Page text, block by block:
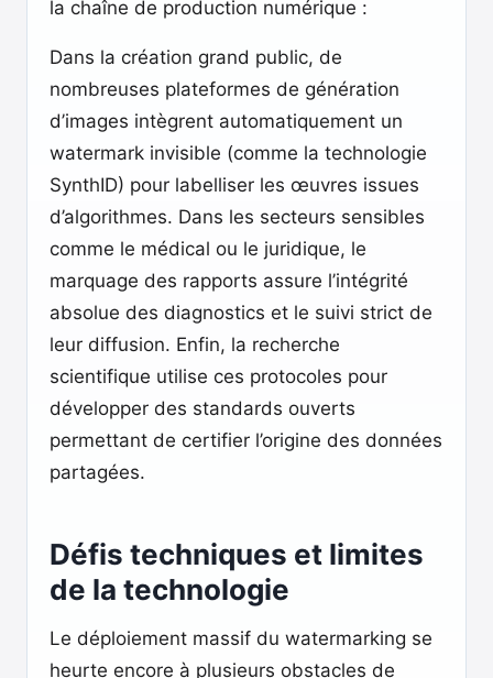
la chaîne de production numérique :
Dans la création grand public, de
nombreuses plateformes de génération
d’images intègrent automatiquement un
watermark invisible (comme la technologie
SynthID) pour labelliser les œuvres issues
d’algorithmes. Dans les secteurs sensibles
comme le médical ou le juridique, le
marquage des rapports assure l’intégrité
absolue des diagnostics et le suivi strict de
leur diffusion. Enfin, la recherche
scientifique utilise ces protocoles pour
développer des standards ouverts
permettant de certifier l’origine des données
partagées.
Défis techniques et limites
de la technologie
Le déploiement massif du watermarking se
heurte encore à plusieurs obstacles de